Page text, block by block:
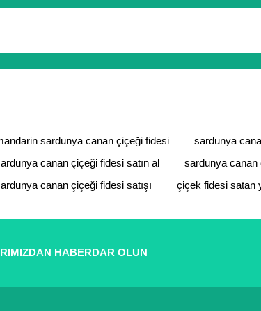
bilgisi, resim, ürün açıklamalarında ve diğer konularda
sitelerden daha pahalı.
farklı alternatifler olmalı.
sardunya canan çiçeği fidesi sardunya
canan çiçeği fidesi satın al
sardunya canan
canan çiçeği fidesi satışı
çiçek fidesi satan
HABERDAR OLUN